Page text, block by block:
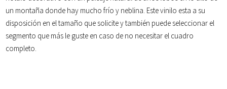
un montaña donde hay muchofrío y neblina . Este vinilo esta a su
disposición en el tamaño que solicite y también puede seleccionar el
segmento que más le guste en caso de no necesitar el cuadro
completo.